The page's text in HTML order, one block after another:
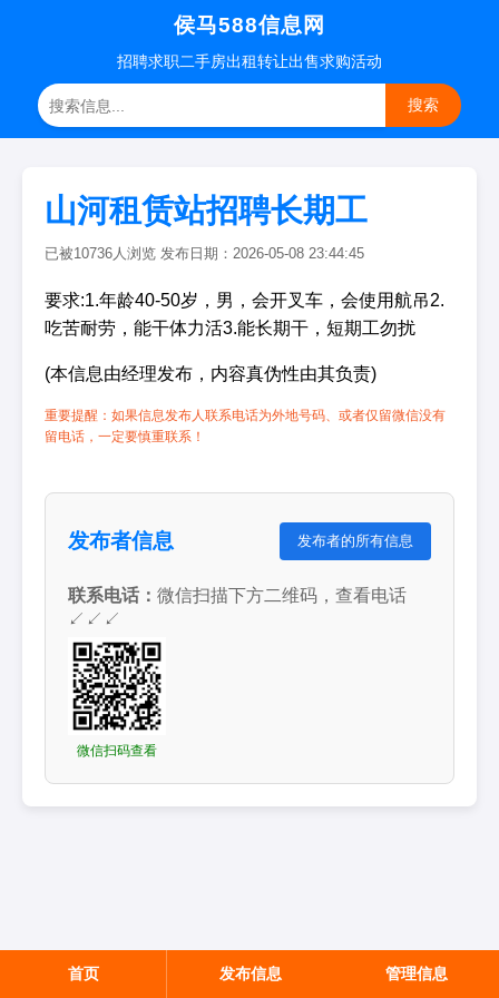
侯马588信息网
招聘求职二手房出租转让出售求购活动
搜索
山河租赁站招聘长期工
已被10736人浏览 发布日期：2026-05-08 23:44:45
要求:1.年龄40-50岁，男，会开叉车，会使用航吊2.
吃苦耐劳，能干体力活3.能长期干，短期工勿扰
(本信息由经理发布，内容真伪性由其负责)
重要提醒：如果信息发布人联系电话为外地号码、或者仅留微信没有
留电话，一定要慎重联系！
发布者信息 发布者的所有信息
联系电话： 微信扫描下方二维码，查看电话
↙↙↙
微信扫码查看
首页 发布信息 管理信息